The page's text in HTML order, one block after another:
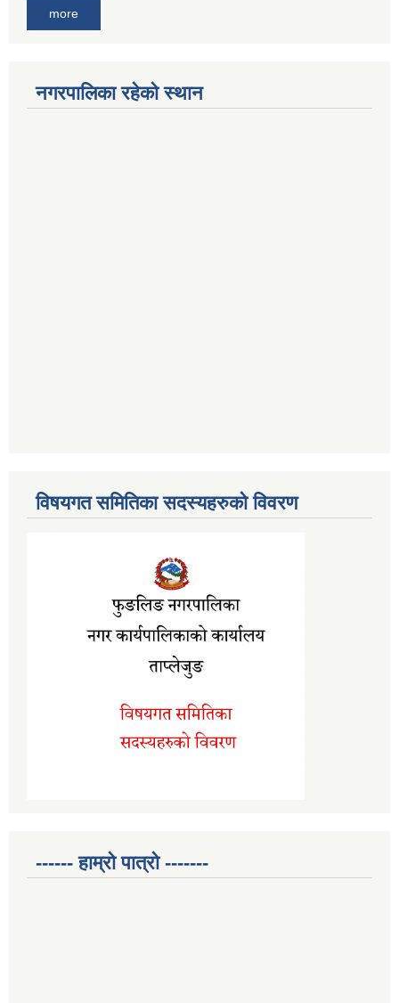
more
नगरपालिका रहेको स्थान
विषयगत समितिका सदस्यहरुको विवरण
------ हाम्रो पात्रो -------